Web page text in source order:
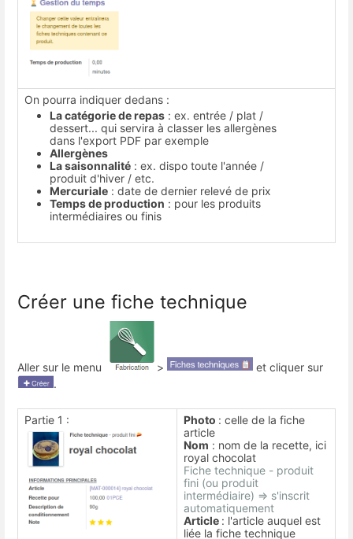
On pourra indiquer dedans :
La catégorie de repas : ex. entrée / plat /
dessert... qui servira à classer les allergènes
dans l'export PDF par exemple
Allergènes
La saisonnalité : ex. dispo toute l'année /
produit d'hiver / etc.
Mercuriale : date de dernier relevé de prix
Temps de production : pour les produits
intermédiaires ou finis
Créer une fiche technique
Aller sur le menu >
et cliquer sur
.
Partie 1 : Photo : celle de la fiche
article
Nom : nom de la recette, ici
royal chocolat
Fiche technique - produit
fini (ou produit
intermédiaire) => s'inscrit
automatiquement
Article : l'article auquel est
liée la fiche technique